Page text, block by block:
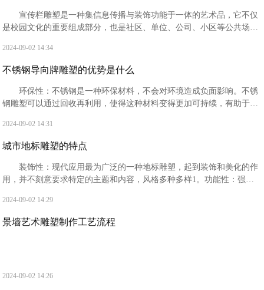
‌宣传栏雕塑‌是一种集信息传播与装饰功能于一体的艺术品，它不仅
是校园文化的重要组成部分，也是社区、单位、公司、小区等公共场所
平台，提升宣传效果和信息传递效率。
2024-09-02 14:34
不锈钢导向牌雕塑的优势是什么
‌环保性‌：不锈钢是一种环保材料，不会对环境造成负面影响。不锈
钢雕塑可以通过回收再利用，使得这种材料变得更加可持续，有助于保
2024-09-02 14:31
城市地标雕塑的特点
‌装饰性‌：现代应用最为广泛的一种地标雕塑，起到装饰和美化的作
用，并不刻意要求特定的主题和内容，风格多种多样‌1。‌功能性‌：强调
2024-09-02 14:29
景墙艺术雕塑制作工艺流程
2024-09-02 14:26